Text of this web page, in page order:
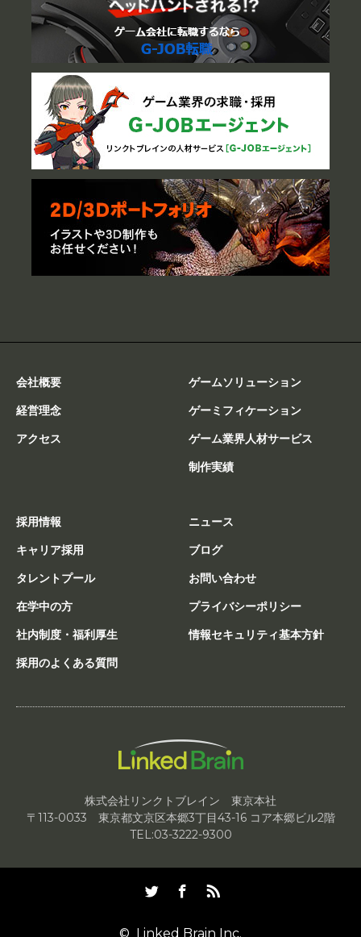
会社概要
経営理念
アクセス
ゲームソリューション
ゲーミフィケーション
ゲーム業界人材サービス
制作実績
採用情報
キャリア採用
タレントプール
在学中の方
社内制度・福利厚生
採用のよくある質問
ニュース
ブログ
お問い合わせ
プライバシーポリシー
情報セキュリティ基本方針
株式会社リンクトブレイン 東京本社
〒113-0033 東京都文京区本郷3丁目43-16 コア本郷ビル2階
TEL:03-3222-9300
© Linked Brain Inc.